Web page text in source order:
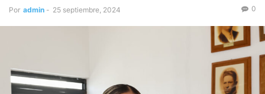
Por admin - 25 septiembre, 2024 0